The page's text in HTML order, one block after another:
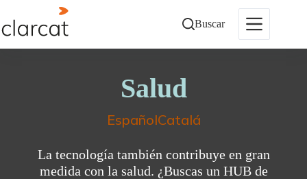
contenido
Buscar
Salud
EspañolCatalá
La tecnología también contribuye en gran
medida con la salud. ¿Buscas un HUB de